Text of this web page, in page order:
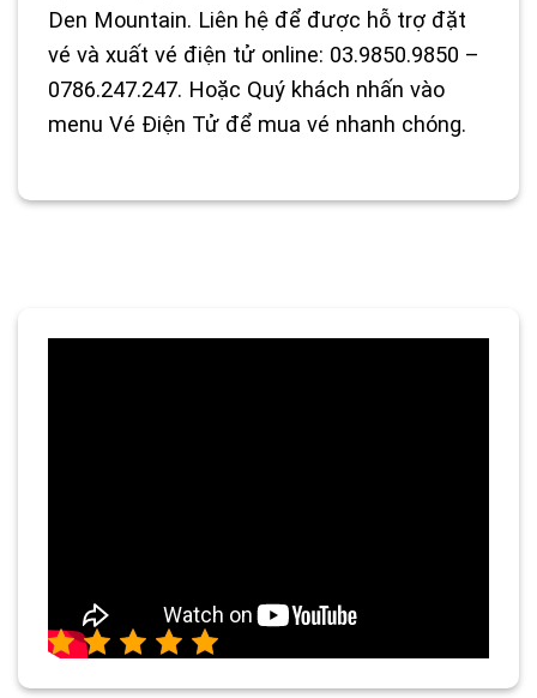
Den Mountain. Liên hệ để được hỗ trợ đặt
vé và xuất vé điện tử online: 03.9850.9850 –
0786.247.247. Hoặc Quý khách nhấn vào
menu Vé Điện Tử để mua vé nhanh chóng.